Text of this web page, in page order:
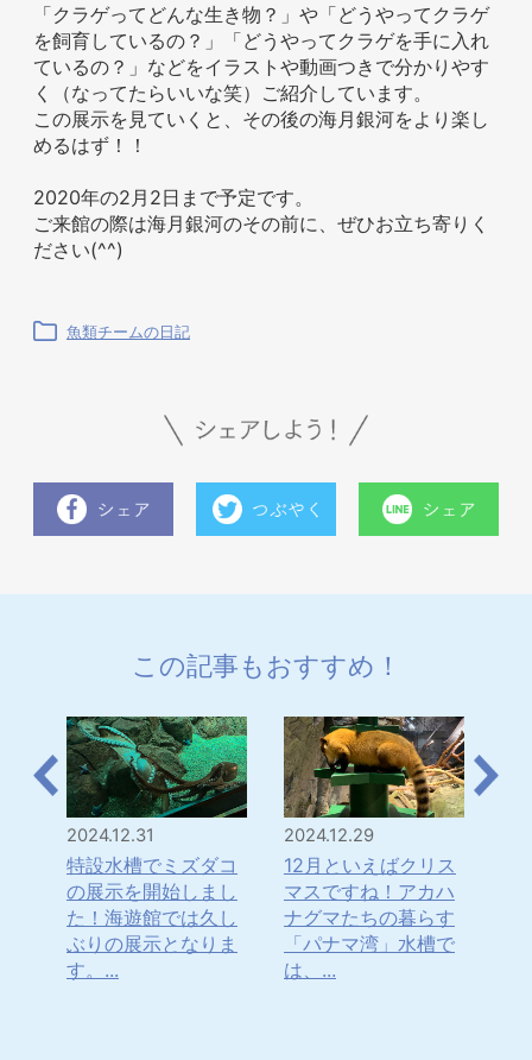
「クラゲってどんな生き物？」や「どうやってクラゲ
を飼育しているの？」「どうやってクラゲを手に入れ
ているの？」などをイラストや動画つきで分かりやす
く（なってたらいいな笑）ご紹介しています。
この展示を見ていくと、その後の海月銀河をより楽し
めるはず！！
2020年の2月2日まで予定です。
ご来館の際は海月銀河のその前に、ぜひお立ち寄りく
ださい(^^)
魚類チームの日記
この記事もおすすめ！
2024.12.31
特設水槽でミズダコ
の展示を開始しまし
た！海遊館では久し
ぶりの展示となりま
す。...
2024.12.29
12月といえばクリス
マスですね！アカハ
ナグマたちの暮らす
「パナマ湾」水槽で
は、...